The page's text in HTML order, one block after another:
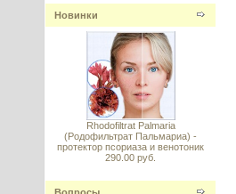
Ретинол в липосомах (Retinol
Liposome System)
пастообразный
---------
токсин, токсин улитки) -
миорелаксант
Новинки
Rhodofiltrat Palmaria
(Родофильтрат Пальмариа) -
протектор псориаза и венотоник
290.00 руб.